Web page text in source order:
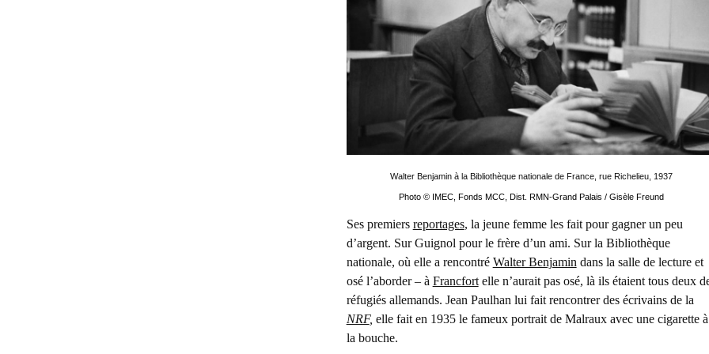
Walter Benjamin à la Bibliothèque nationale de France, rue Richelieu, 1937
Photo © IMEC, Fonds MCC, Dist. RMN-Grand Palais / Gisèle Freund
Ses premiers reportages, la jeune femme les fait pour gagner un peu
d’argent. Sur Guignol pour le frère d’un ami. Sur la Bibliothèque
nationale, où elle a rencontré Walter Benjamin dans la salle de lecture et
osé l’aborder – à Francfortelle n’aurait pas osé, là ils étaient tous deux
réfugiés allemands. Jean Paulhan lui fait rencontrer des écrivains de la
NRF, elle fait en 1935 le fameux portrait de Malraux avec une cigarette à
la bouche.